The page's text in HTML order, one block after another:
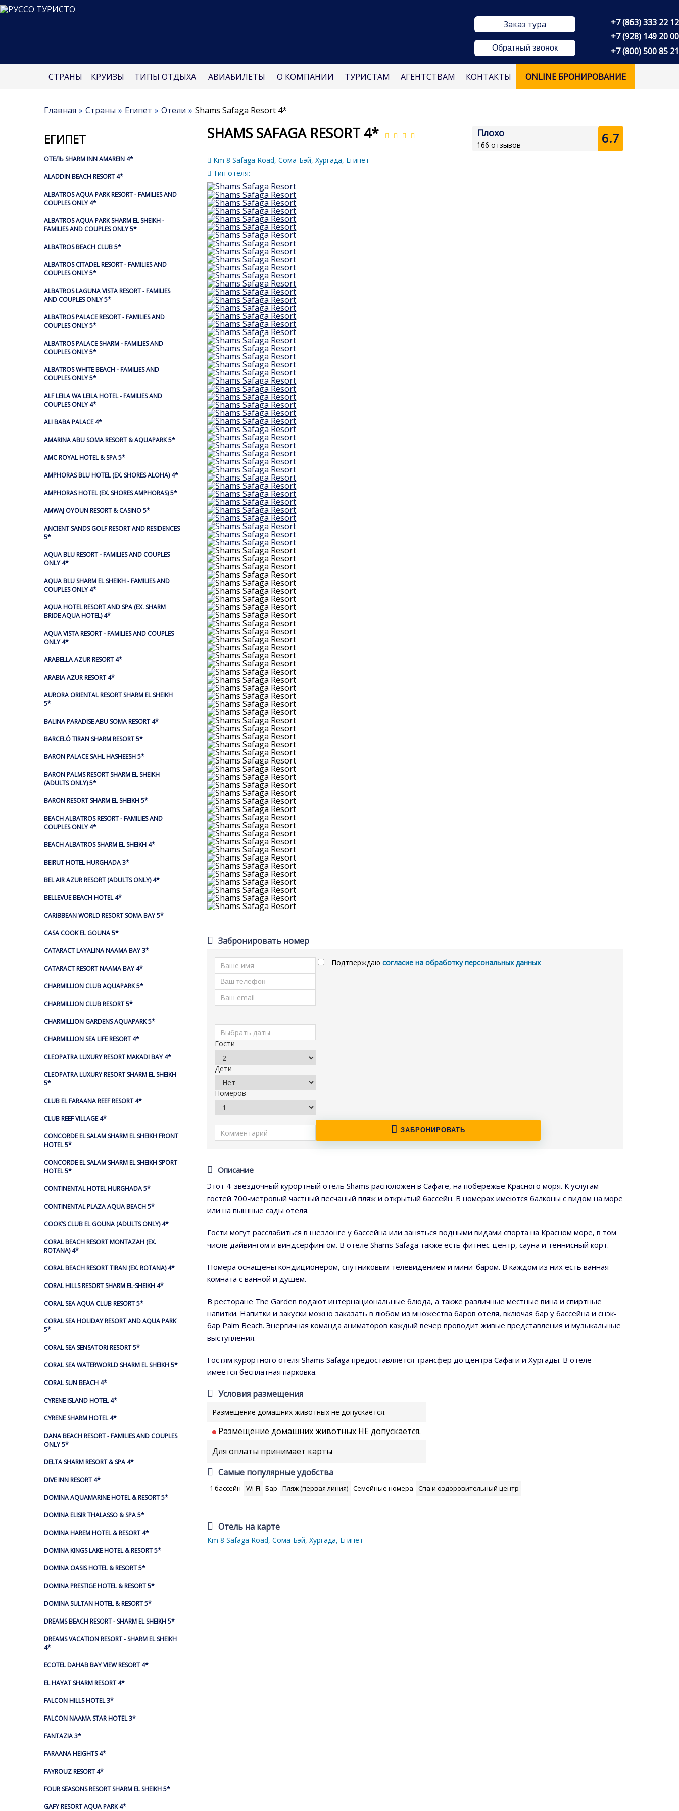
Заказ тура
Обратный звонок
+7 (863) 333 22 12
+7 (928) 149 20 00
+7 (800) 500 85 21
СТРАНЫ КРУИЗЫ ТИПЫ ОТДЫХА АВИАБИЛЕТЫ О КОМПАНИИ ТУРИСТАМ АГЕНТСТВАМ КОНТАКТЫ ONLINE БРОНИРОВАНИЕ
Главная Страны Египет Отели Shams Safaga Resort 4*
SHAMS SAFAGA RESORT 4* Плохо
166 отзывов 6.7
Km 8 Safaga Road, Сома-Бэй, Хургада, Египет
Тип отеля:
Забронировать номер
Гости
Дети
Номеров
Подтверждаюсогласие на обработку персональных данных
ЗАБРОНИРОВАТЬ
Описание
Этот 4-звездочный курортный отель Shams расположен в Сафаге, на побережье Красного моря. К услугам
гостей 700-метровый частный песчаный пляж и открытый бассейн. В номерах имеются балконы с видом на море
или на пышные сады отеля.
Гости могут расслабиться в шезлонге у бассейна или заняться водными видами спорта на Красном море, в том
числе дайвингом и виндсерфингом. В отеле Shams Safaga также есть фитнес-центр, сауна и теннисный корт.
Номера оснащены кондиционером, спутниковым телевидением и мини-баром. В каждом из них есть ванная
комната с ванной и душем.
В ресторане The Garden подают интернациональные блюда, а также различные местные вина и спиртные
напитки. Напитки и закуски можно заказать в любом из множества баров отеля, включая бар у бассейна и снэк-
бар Palm Beach. Энергичная команда аниматоров каждый вечер проводит живые представления и музыкальные
выступления.
Гостям курортного отеля Shams Safaga предоставляется трансфер до центра Сафаги и Хургады. В отеле
имеется бесплатная парковка.
Условия размещения
Размещение домашних животных не допускается.
Размещение домашних животных НЕ допускается.
Для оплаты принимает карты
Самые популярные удобства
1 бассейн Wi-Fi Бар Пляж (первая линия) Семейные номера Спа и оздоровительный центр
Отель на карте
Km 8 Safaga Road, Сома-Бэй, Хургада, Египет
ЕГИПЕТ
ОТЕЛЬ SHARM INN AMAREIN 4*
ALADDIN BEACH RESORT 4*
ALBATROS AQUA PARK RESORT - FAMILIES AND
COUPLES ONLY 4*
ALBATROS AQUA PARK SHARM EL SHEIKH -
FAMILIES AND COUPLES ONLY 5*
ALBATROS BEACH CLUB 5*
ALBATROS CITADEL RESORT - FAMILIES AND
COUPLES ONLY 5*
ALBATROS LAGUNA VISTA RESORT - FAMILIES
AND COUPLES ONLY 5*
ALBATROS PALACE RESORT - FAMILIES AND
COUPLES ONLY 5*
ALBATROS PALACE SHARM - FAMILIES AND
COUPLES ONLY 5*
ALBATROS WHITE BEACH - FAMILIES AND
COUPLES ONLY 5*
ALF LEILA WA LEILA HOTEL - FAMILIES AND
COUPLES ONLY 4*
ALI BABA PALACE 4*
AMARINA ABU SOMA RESORT & AQUAPARK 5*
AMC ROYAL HOTEL & SPA 5*
AMPHORAS BLU HOTEL (EX. SHORES ALOHA) 4*
AMPHORAS HOTEL (EX. SHORES AMPHORAS) 5*
AMWAJ OYOUN RESORT & CASINO 5*
ANCIENT SANDS GOLF RESORT AND RESIDENCES
5*
AQUA BLU RESORT - FAMILIES AND COUPLES
ONLY 4*
AQUA BLU SHARM EL SHEIKH - FAMILIES AND
COUPLES ONLY 4*
AQUA HOTEL RESORT AND SPA (EX. SHARM
BRIDE AQUA HOTEL) 4*
AQUA VISTA RESORT - FAMILIES AND COUPLES
ONLY 4*
ARABELLA AZUR RESORT 4*
ARABIA AZUR RESORT 4*
AURORA ORIENTAL RESORT SHARM EL SHEIKH
5*
BALINA PARADISE ABU SOMA RESORT 4*
BARCELÓ TIRAN SHARM RESORT 5*
BARON PALACE SAHL HASHEESH 5*
BARON PALMS RESORT SHARM EL SHEIKH
(ADULTS ONLY) 5*
BARON RESORT SHARM EL SHEIKH 5*
BEACH ALBATROS RESORT - FAMILIES AND
COUPLES ONLY 4*
BEACH ALBATROS SHARM EL SHEIKH 4*
BEIRUT HOTEL HURGHADA 3*
BEL AIR AZUR RESORT (ADULTS ONLY) 4*
BELLEVUE BEACH HOTEL 4*
CARIBBEAN WORLD RESORT SOMA BAY 5*
CASA COOK EL GOUNA 5*
CATARACT LAYALINA NAAMA BAY 3*
CATARACT RESORT NAAMA BAY 4*
CHARMILLION CLUB AQUAPARK 5*
CHARMILLION CLUB RESORT 5*
CHARMILLION GARDENS AQUAPARK 5*
CHARMILLION SEA LIFE RESORT 4*
CLEOPATRA LUXURY RESORT MAKADI BAY 4*
CLEOPATRA LUXURY RESORT SHARM EL SHEIKH
5*
CLUB EL FARAANA REEF RESORT 4*
CLUB REEF VILLAGE 4*
CONCORDE EL SALAM SHARM EL SHEIKH FRONT
HOTEL 5*
CONCORDE EL SALAM SHARM EL SHEIKH SPORT
HOTEL 5*
CONTINENTAL HOTEL HURGHADA 5*
CONTINENTAL PLAZA AQUA BEACH 5*
COOK’S CLUB EL GOUNA (ADULTS ONLY) 4*
CORAL BEACH RESORT MONTAZAH (EX.
ROTANA) 4*
CORAL BEACH RESORT TIRAN (EX. ROTANA) 4*
CORAL HILLS RESORT SHARM EL-SHEIKH 4*
CORAL SEA AQUA CLUB RESORT 5*
CORAL SEA HOLIDAY RESORT AND AQUA PARK
5*
CORAL SEA SENSATORI RESORT 5*
CORAL SEA WATERWORLD SHARM EL SHEIKH 5*
CORAL SUN BEACH 4*
CYRENE ISLAND HOTEL 4*
CYRENE SHARM HOTEL 4*
DANA BEACH RESORT - FAMILIES AND COUPLES
ONLY 5*
DELTA SHARM RESORT & SPA 4*
DIVE INN RESORT 4*
DOMINA AQUAMARINE HOTEL & RESORT 5*
DOMINA ELISIR THALASSO & SPA 5*
DOMINA HAREM HOTEL & RESORT 4*
DOMINA KINGS LAKE HOTEL & RESORT 5*
DOMINA OASIS HOTEL & RESORT 5*
DOMINA PRESTIGE HOTEL & RESORT 5*
DOMINA SULTAN HOTEL & RESORT 5*
DREAMS BEACH RESORT - SHARM EL SHEIKH 5*
DREAMS VACATION RESORT - SHARM EL SHEIKH
4*
ECOTEL DAHAB BAY VIEW RESORT 4*
EL HAYAT SHARM RESORT 4*
FALCON HILLS HOTEL 3*
FALCON NAAMA STAR HOTEL 3*
FANTAZIA 3*
FARAANA HEIGHTS 4*
FAYROUZ RESORT 4*
FOUR SEASONS RESORT SHARM EL SHEIKH 5*
GAFY RESORT AQUA PARK 4*